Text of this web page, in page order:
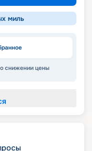
миль
снижении цены